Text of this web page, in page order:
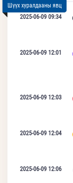
Шүүх хуралдааны явц
2025-06-09 09:34
2025-06-09 12:01
2025-06-09 12:03
2025-06-09 12:04
2025-06-09 12:06